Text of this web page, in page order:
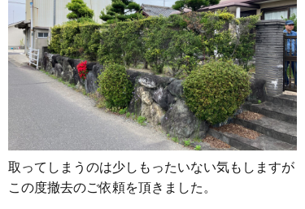
取ってしまうのは少しもったいない気もしますが
この度撤去のご依頼を頂きました。